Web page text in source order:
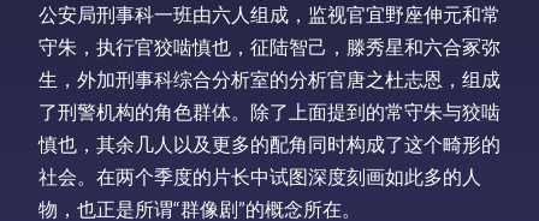
公安局刑事科一班由六人组成，监视官宜野座伸元和常
守朱，执行官狡啮慎也，征陆智己，滕秀星和六合冢弥
生，外加刑事科综合分析室的分析官唐之杜志恩，组成
了刑警机构的角色群体。除了上面提到的常守朱与狡啮
慎也，其余几人以及更多的配角同时构成了这个畸形的
社会。在两个季度的片长中试图深度刻画如此多的人
物，也正是所谓“群像剧”的概念所在。